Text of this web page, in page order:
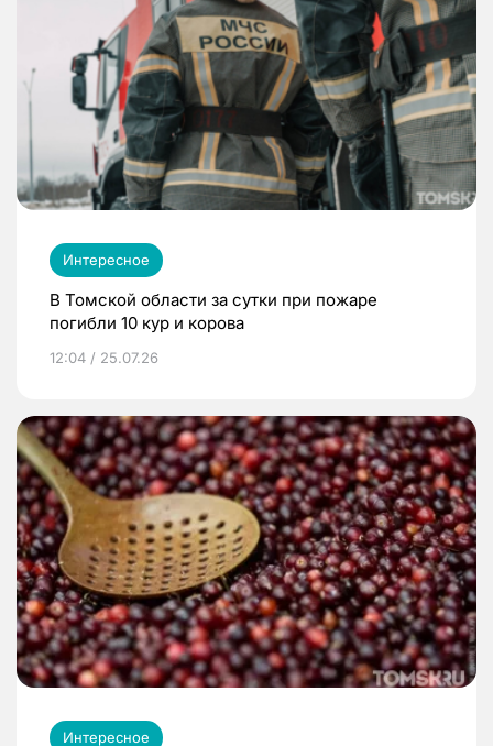
Интересное
В Томской области за сутки при пожаре
погибли 10 кур и корова
12:04 / 25.07.26
Интересное